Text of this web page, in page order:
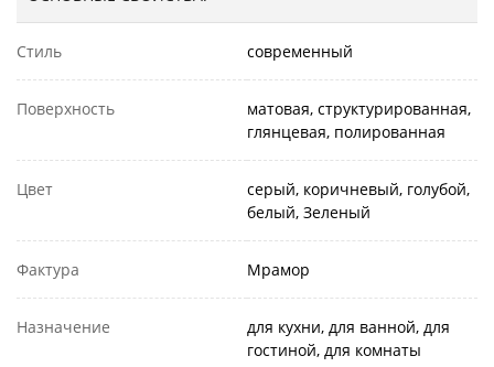
Стиль современный
Поверхность
матовая, структурированная,
глянцевая, полированная
Цвет
серый, коричневый, голубой,
белый, Зеленый
Фактура Мрамор
Назначение
для кухни, для ванной, для
гостиной, для комнаты